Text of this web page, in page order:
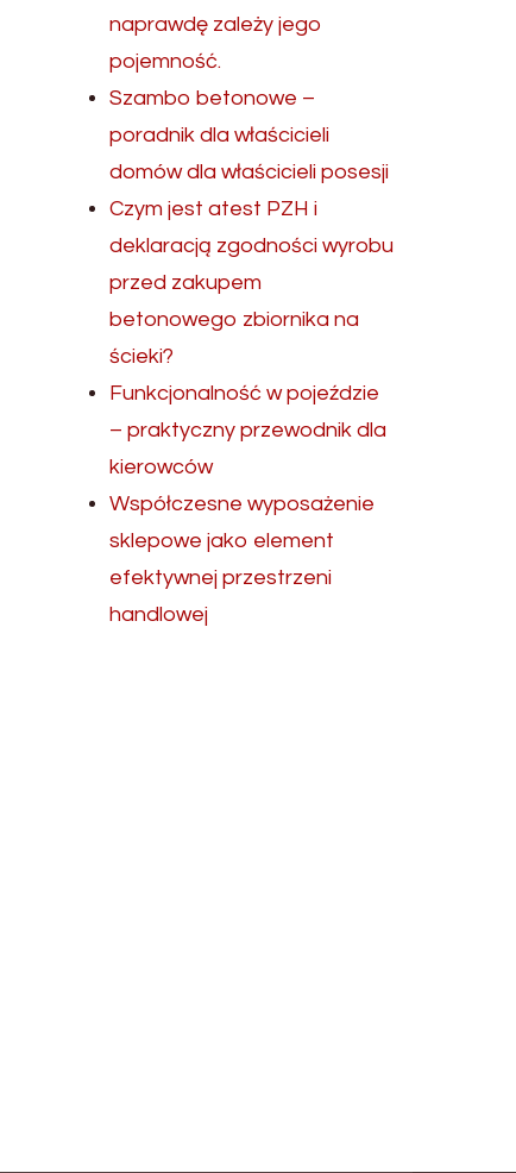
naprawdę zależy jego
pojemność.
Szambo betonowe –
poradnik dla właścicieli
domów dla właścicieli posesji
Czym jest atest PZH i
deklaracją zgodności wyrobu
przed zakupem
betonowego zbiornika na
ścieki?
Funkcjonalność w pojeździe
– praktyczny przewodnik dla
kierowców
Współczesne wyposażenie
sklepowe jako element
efektywnej przestrzeni
handlowej